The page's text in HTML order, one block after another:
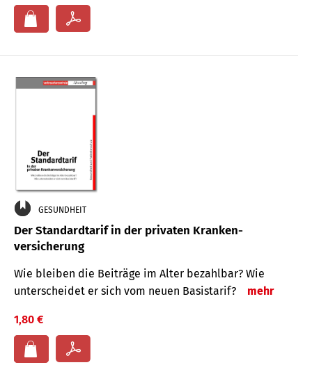
GESUNDHEIT
Der Standard­tarif in der privaten Kranken­
versicherung
Wie bleiben die Beiträge im Alter bezahlbar? Wie
unterscheidet er sich vom neuen Basistarif?
mehr
1,80 €